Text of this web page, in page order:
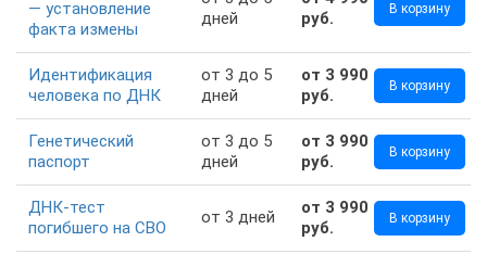
— установление
факта измены
дней
руб.
В корзину
Идентификация
человека по ДНК
от 3 до 5
дней
от 3 990
руб.
В корзину
Генетический
паспорт
от 3 до 5
дней
от 3 990
руб.
В корзину
ДНК-тест
погибшего на СВО
от 3 дней
от 3 990
руб.
В корзину